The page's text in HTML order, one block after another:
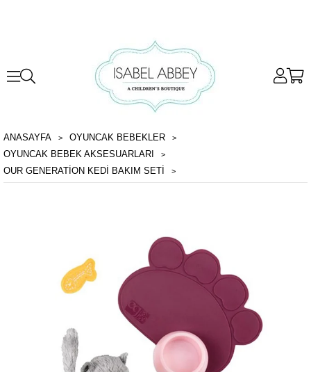
ANASAYFA
OYUNCAK BEBEKLER
OYUNCAK BEBEK AKSESUARLARI
OUR GENERATION KEDI BAKIM SETI